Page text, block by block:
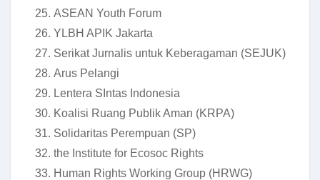
ASEAN Youth Forum
YLBH APIK Jakarta
Serikat Jurnalis untuk Keberagaman (SEJUK)
Arus Pelangi
Lentera SIntas Indonesia
Koalisi Ruang Publik Aman (KRPA)
Solidaritas Perempuan (SP)
the Institute for Ecosoc Rights
Human Rights Working Group (HRWG)